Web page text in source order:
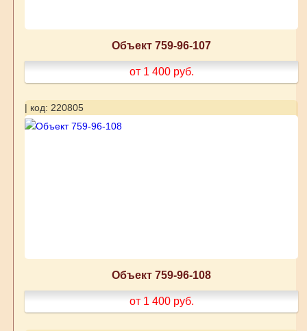
Объект 759-96-107
от 1 400 руб.
| код: 220805
Объект 759-96-108
от 1 400 руб.